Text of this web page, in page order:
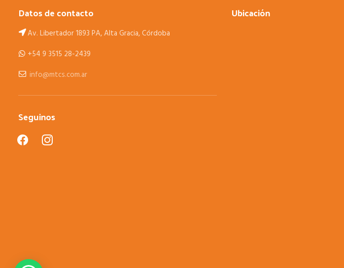
Datos de contacto
Av. Libertador 1893 PA, Alta Gracia, Córdoba
+54 9 3515 28-2439
info@mtcs.com.ar
Seguinos
facebookinstagram
Ubicación